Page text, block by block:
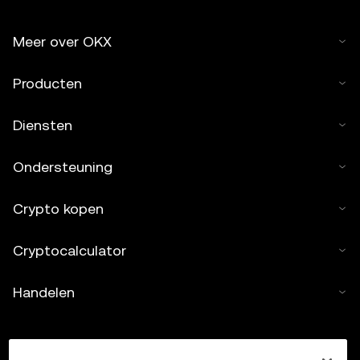
Meer over OKX
Producten
Diensten
Ondersteuning
Crypto kopen
Cryptocalculator
Handelen